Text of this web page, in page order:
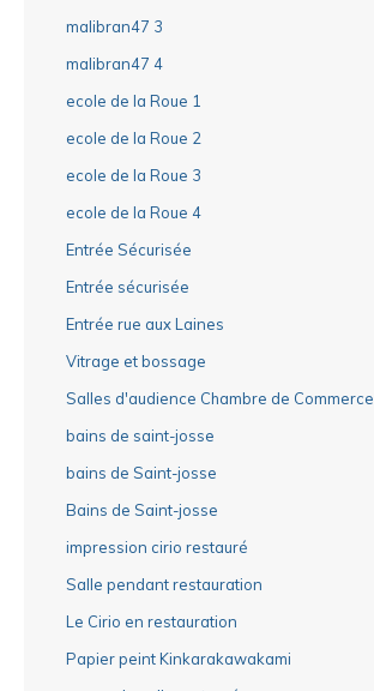
malibran47 3
malibran47 4
ecole de la Roue 1
ecole de la Roue 2
ecole de la Roue 3
ecole de la Roue 4
Entrée Sécurisée
Entrée sécurisée
Entrée rue aux Laines
Vitrage et bossage
Salles d'audience Chambre de Commerce
bains de saint-josse
bains de Saint-josse
Bains de Saint-josse
impression cirio restauré
Salle pendant restauration
Le Cirio en restauration
Papier peint Kinkarakawakami